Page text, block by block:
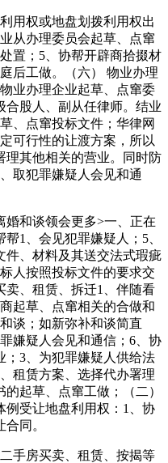
权或地盘划拨利用权出
从办理委员会起草、点窜
置；5、协帮开辟商拾掇材
后工做。（六） 物业办理
业办理企业起草、点窜委
合股人、副从任律师。结业
、点窜投标文件；华律网
可行性的让渡方案，所以
理其他相关的营业。同时防
取犯罪嫌疑人会见和通
和谈领会更多>一、正在
1、会见犯罪嫌疑人；5、
件、材料及其送交法式瑕疵
人按照投标文件的要求交
卖、租赁、拆迁1、伴随看
起草、点窜相关的合做和
谈；如新弥补和谈简直
嫌疑人会见和通信；6、协
；3、为犯罪嫌疑人供给法
租赁方案、选择代办署理
起草、点窜工做；（二）
例受让地盘利用权：1、协
同。
房买卖、租赁、按揭等